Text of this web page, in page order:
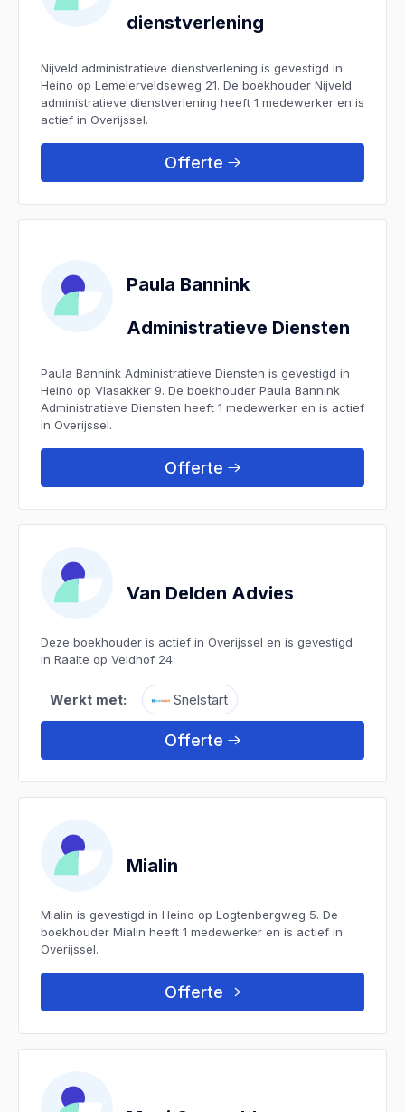
dienstverlening
Nijveld administratieve dienstverlening is gevestigd in
Heino op Lemelerveldseweg 21. De boekhouder Nijveld
administratieve dienstverlening heeft 1 medewerker en is
actief in Overijssel.
Offerte
Paula Bannink
Administratieve Diensten
Paula Bannink Administratieve Diensten is gevestigd in
Heino op Vlasakker 9. De boekhouder Paula Bannink
Administratieve Diensten heeft 1 medewerker en is actief
in Overijssel.
Offerte
Van Delden Advies
Deze boekhouder is actief in Overijssel en is gevestigd
in Raalte op Veldhof 24.
Werkt met: Snelstart
Offerte
Mialin
Mialin is gevestigd in Heino op Logtenbergweg 5. De
boekhouder Mialin heeft 1 medewerker en is actief in
Overijssel.
Offerte